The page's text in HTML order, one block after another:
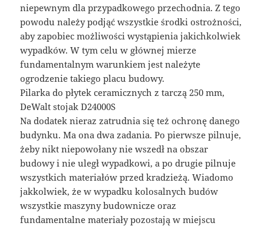
niepewnym dla przypadkowego przechodnia. Z tego
powodu należy podjąć wszystkie środki ostrożności,
aby zapobiec możliwości wystąpienia jakichkolwiek
wypadków. W tym celu w głównej mierze
fundamentalnym warunkiem jest należyte
ogrodzenie takiego placu budowy.
Pilarka do płytek ceramicznych z tarczą 250 mm,
DeWalt stojak D24000S
Na dodatek nieraz zatrudnia się też ochronę danego
budynku. Ma ona dwa zadania. Po pierwsze pilnuje,
żeby nikt niepowołany nie wszedł na obszar
budowy i nie uległ wypadkowi, a po drugie pilnuje
wszystkich materiałów przed kradzieżą. Wiadomo
jakkolwiek, że w wypadku kolosalnych budów
wszystkie maszyny budownicze oraz
fundamentalne materiały pozostają w miejscu